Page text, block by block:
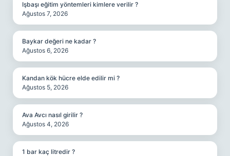
Işbaşı eğitim yöntemleri kimlere verilir ?
Ağustos 7, 2026
Baykar değeri ne kadar ?
Ağustos 6, 2026
Kandan kök hücre elde edilir mi ?
Ağustos 5, 2026
Ava Avcı nasıl girilir ?
Ağustos 4, 2026
1 bar kaç litredir ?